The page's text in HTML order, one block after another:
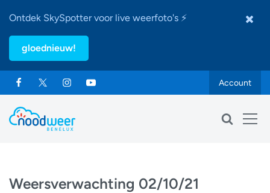
Ontdek SkySpotter voor live weerfoto's ⚡
gloednieuw!
Account
Weersverwachting 02/10/21